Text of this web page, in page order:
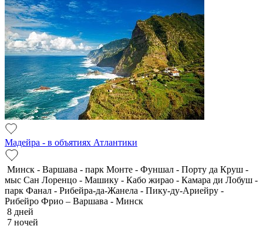
Мадейра - в объятиях Атлантики
Минск - Варшава - парк Монте - Фуншал - Порту да Круш -
мыс Сан Лоренцо - Машику - Кабо жирао - Камара ди Лобуш -
парк Фанал - Рибейра-да-Жанела - Пику-ду-Ариейру -
Рибейро Фрио – Варшава - Минск
8 дней
7 ночей